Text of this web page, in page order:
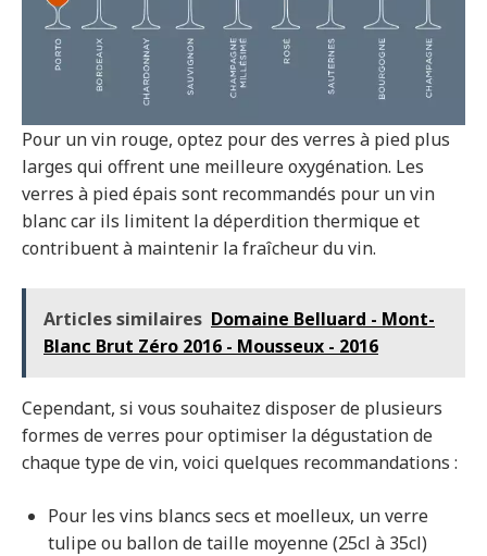
Pour un vin rouge, optez pour des verres à pied plus
larges qui offrent une meilleure oxygénation. Les
verres à pied épais sont recommandés pour un vin
blanc car ils limitent la déperdition thermique et
contribuent à maintenir la fraîcheur du vin.
Articles similaires Domaine Belluard - Mont-
Blanc Brut Zéro 2016 - Mousseux - 2016
Cependant, si vous souhaitez disposer de plusieurs
formes de verres pour optimiser la dégustation de
chaque type de vin, voici quelques recommandations :
Pour les vins blancs secs et moelleux, un verre
tulipe ou ballon de taille moyenne (25cl à 35cl)